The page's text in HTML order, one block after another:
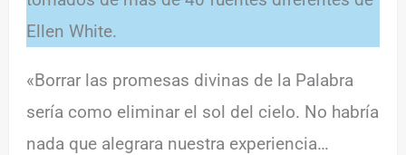
Ellen White.
«Borrar las promesas divinas de la Palabra
sería como eliminar el sol del cielo. No habría
nada que alegrara nuestra experiencia…